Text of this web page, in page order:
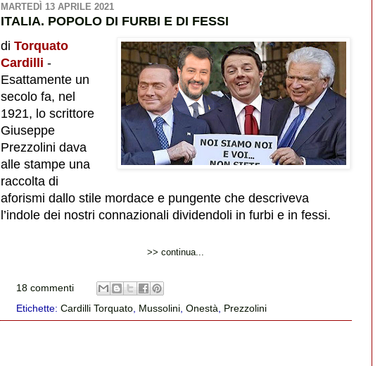
MARTEDÌ 13 APRILE 2021
ITALIA. POPOLO DI FURBI E DI FESSI
di Torquato
Cardilli -
Esattamente un
secolo fa, nel
1921, lo scrittore
Giuseppe
Prezzolini dava
alle stampe una
raccolta di
aforismi dallo stile mordace e pungente che descriveva
l’indole dei nostri connazionali dividendoli in furbi e in fessi.
>> continua...
18 commenti
Etichette:Cardilli Torquato Mussolini ,Onestà Prezzolini